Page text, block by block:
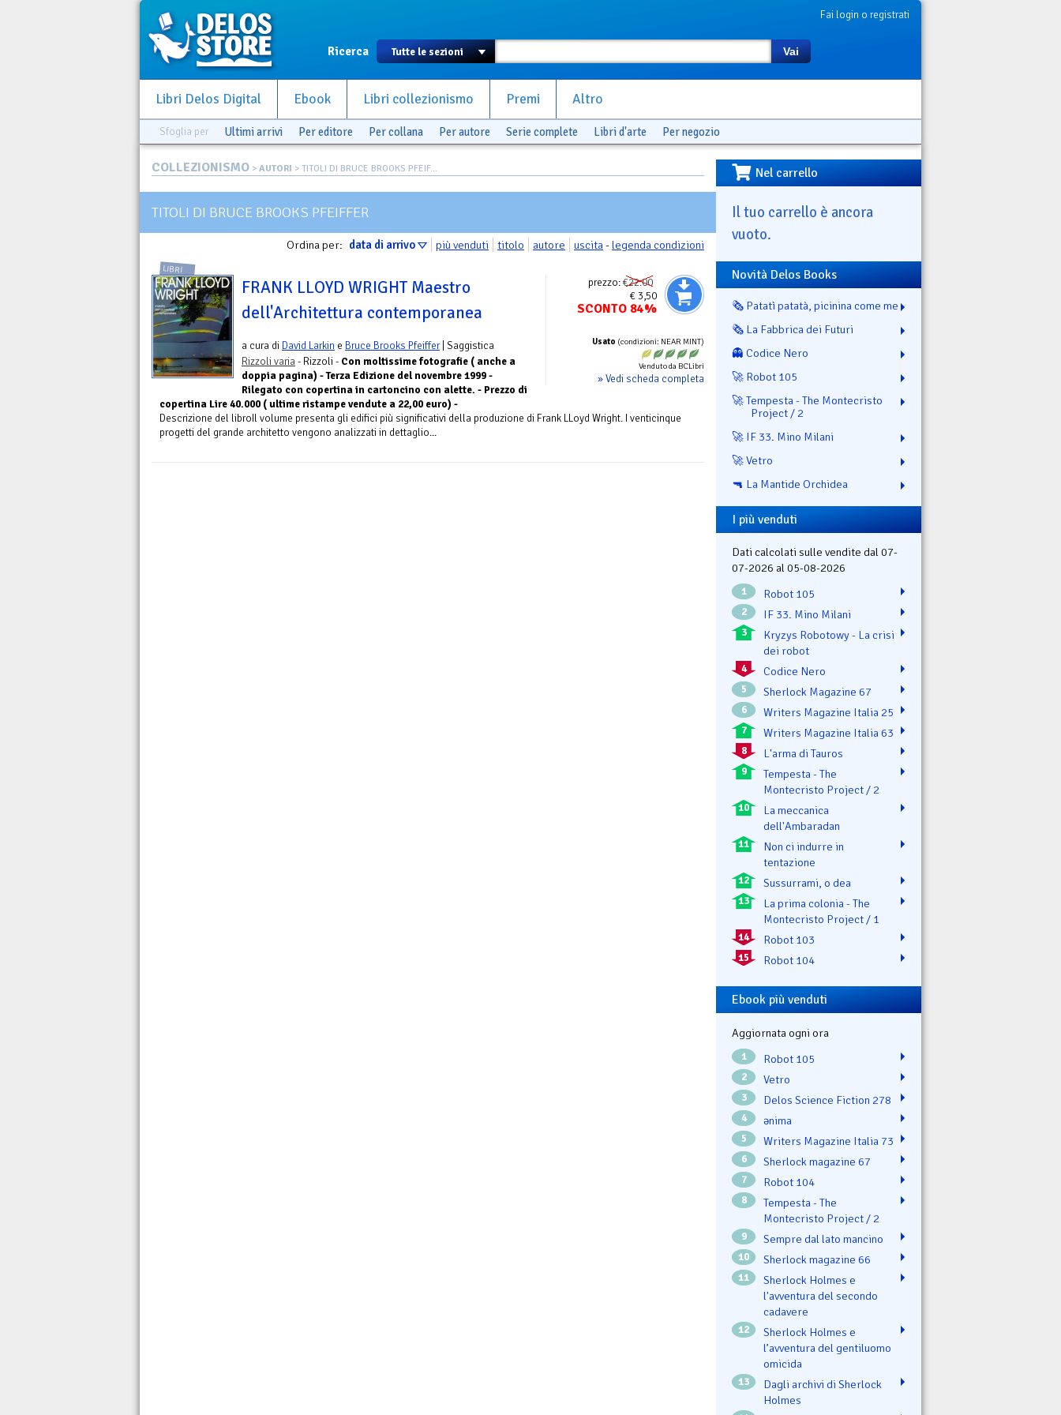
Fai login o registrati
Ricerca Vai
Libri Delos Digital Ebook Libri collezionismo Premi Altro
Sfoglia per Ultimi arrivi Per editore Per collana Per autore Serie complete Libri d'arte Per negozio
COLLEZIONISMO > AUTORI > TITOLI DI BRUCE BROOKS PFEIF...
TITOLI DI BRUCE BROOKS PFEIFFER
Ordina per: data di arrivo più venduti titolo autore uscita-legenda condizioni
prezzo:€22.00
€ 3,50
SCONTO 84%
Usato (condizioni: NEAR MINT)
Venduto da BCLibri
» Vedi scheda completa
LIBRI
FRANK LLOYD WRIGHT Maestro
dell'Architettura contemporanea
a cura di David Larkin e Bruce Brooks Pfeiffer| Saggistica
Rizzoli varia- Rizzoli - Con moltissime fotografie ( anche a
doppia pagina) - Terza Edizione del novembre 1999 -
Rilegato con copertina in cartoncino con alette. - Prezzo di
copertina Lire 40.000 ( ultime ristampe vendute a 22,00 euro) -
Descrizione del libroIl volume presenta gli edifici più significativi della produzione di Frank LLoyd Wright. I venticinque
progetti del grande architetto vengono analizzati in dettaglio...
Nel carrello
Il tuo carrello è ancora
vuoto.
Novità Delos Books
🗞️ Patatì patatà, picinina come me
🗞️ La Fabbrica dei Futuri
👻 Codice Nero
🚀 Robot 105
🚀 Tempesta - The Montecristo
Project / 2
🚀 IF 33. Mino Milani
🚀 Vetro
🔫 La Mantide Orchidea
I più venduti
Dati calcolati sulle vendite dal 07-
07-2026 al 05-08-2026
1 Robot 105
2 IF 33. Mino Milani
3
Kryzys Robotowy - La crisi
dei robot
4 Codice Nero
5 Sherlock Magazine 67
6 Writers Magazine Italia 25
7 Writers Magazine Italia 63
8 L'arma di Tauros
9
Tempesta - The
Montecristo Project / 2
10
La meccanica
dell'Ambaradan
11
Non ci indurre in
tentazione
12 Sussurrami, o dea
13
La prima colonia - The
Montecristo Project / 1
14 Robot 103
15 Robot 104
Ebook più venduti
Aggiornata ogni ora
1 Robot 105
2 Vetro
3 Delos Science Fiction 278
4 ənima
5 Writers Magazine Italia 73
6 Sherlock magazine 67
7 Robot 104
8
Tempesta - The
Montecristo Project / 2
9 Sempre dal lato mancino
10 Sherlock magazine 66
11
Sherlock Holmes e
l'avventura del secondo
cadavere
12
Sherlock Holmes e
l’avventura del gentiluomo
omicida
13
Dagli archivi di Sherlock
Holmes